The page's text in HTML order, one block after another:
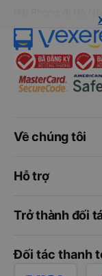
Về chúng tôi
Hỗ trợ
Trở thành đối
Đối tác thanh